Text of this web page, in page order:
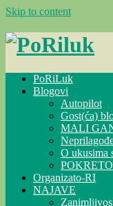
Skip to content
PoRiLuk
Blogovi
Autopilot
Gost(ća)
MALI
O ukusima
Organizato-RI
NAJAVE